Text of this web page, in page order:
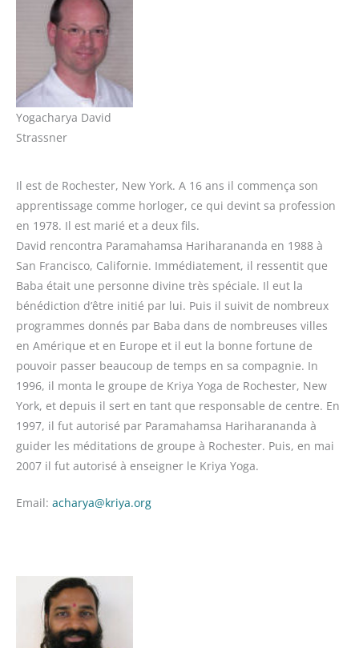
Yogacharya David
Strassner
Il est de Rochester, New York. A 16 ans il commença son
apprentissage comme horloger, ce qui devint sa profession
en 1978. Il est marié et a deux fils.
David rencontra Paramahamsa Hariharananda en 1988 à
San Francisco, Californie. Immédiatement, il ressentit que
Baba était une personne divine très spéciale. Il eut la
bénédiction d’être initié par lui. Puis il suivit de nombreux
programmes donnés par Baba dans de nombreuses villes
en Amérique et en Europe et il eut la bonne fortune de
pouvoir passer beaucoup de temps en sa compagnie. In
1996, il monta le groupe de Kriya Yoga de Rochester, New
York, et depuis il sert en tant que responsable de centre. En
1997, il fut autorisé par Paramahamsa Hariharananda à
guider les méditations de groupe à Rochester. Puis, en mai
2007 il fut autorisé à enseigner le Kriya Yoga.
Email: acharya@kriya.org